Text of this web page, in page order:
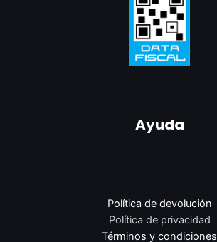
Ayuda
Política de devolución
Política de privacidad
Términos y condiciones